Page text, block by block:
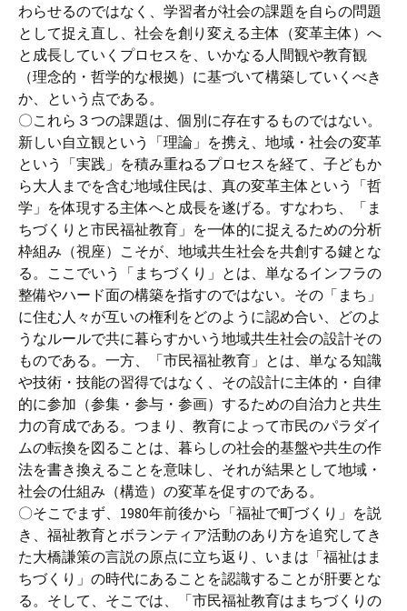
わらせるのではなく、学習者が社会の課題を自らの問題
として捉え直し、社会を創り変える主体（変革主体）へ
と成長していくプロセスを、いかなる人間観や教育観
（理念的・哲学的な根拠）に基づいて構築していくべき
か、という点である。
〇これら３つの課題は、個別に存在するものではない。
新しい自立観という「理論」を携え、地域・社会の変革
という「実践」を積み重ねるプロセスを経て、子どもか
ら大人までを含む地域住民は、真の変革主体という「哲
学」を体現する主体へと成長を遂げる。すなわち、「ま
ちづくりと市民福祉教育」を一体的に捉えるための分析
枠組み（視座）こそが、地域共生社会を共創する鍵とな
る。ここでいう「まちづくり」とは、単なるインフラの
整備やハード面の構築を指すのではない。その「まち」
に住む人々が互いの権利をどのように認め合い、どのよ
うなルールで共に暮らすかいう地域共生社会の設計その
ものである。一方、「市民福祉教育」とは、単なる知識
や技術・技能の習得ではなく、その設計に主体的・自律
的に参加（参集・参与・参画）するための自治力と共生
力の育成である。つまり、教育によって市民のパラダイ
ムの転換を図ることは、暮らしの社会的基盤や共生の作
法を書き換えることを意味し、それが結果として地域・
社会の仕組み（構造）の変革を促すのである。
〇そこでまず、1980年前後から「福祉で町づくり」を説
き、福祉教育とボランティア活動のあり方を追究してき
た大橋謙策の言説の原点に立ち返り、いまは「福祉はま
ちづくり」の時代にあることを認識することが肝要とな
る。そして、そこでは、「市民福祉教育はまちづくりの